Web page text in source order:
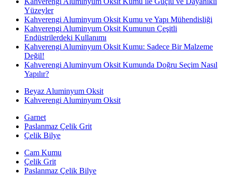
Yüzeyler
Kahverengi Aluminyum Oksit Kumu ve Yapı Mühendisliği
Kahverengi Aluminyum Oksit Kumunun Çeşitli
Endüstrilerdeki Kullanımı
Kahverengi Aluminyum Oksit Kumu: Sadece Bir Malzeme
Değil!
Kahverengi Aluminyum Oksit Kumunda Doğru Seçim Nasıl
Yapılır?
Beyaz Aluminyum Oksit
Kahverengi Aluminyum Oksit
Garnet
Paslanmaz Çelik Grit
Çelik Bilye
Cam Kumu
Çelik Grit
Paslanmaz Çelik Bilye